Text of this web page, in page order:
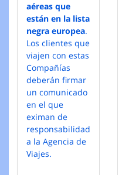
aéreas que
están en la lista
negra europea.
Los clientes que
viajen con estas
Compañías
deberán firmar
un comunicado
en el que
eximan de
responsabilidad
a la Agencia de
Viajes.